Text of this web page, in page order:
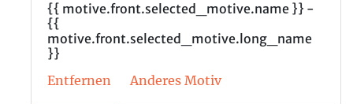
{{ motive.front.selected_motive.name }} -
{{
motive.front.selected_motive.long_name
}}
Entfernen
Anderes Motiv